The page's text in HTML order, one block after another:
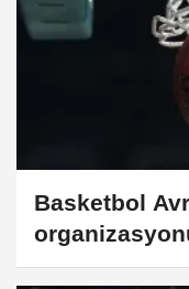
Basketbol
yapıldı